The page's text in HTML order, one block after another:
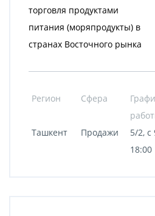
торговля продуктами
питания (моряпродукты) в
странах Восточного рынка
Регион Сфера
Ташкент
Продажи
5/2, с
18:00